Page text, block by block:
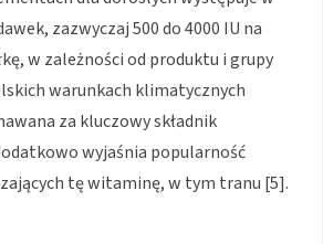
zazwyczaj 500 do 4000 IU na
w zależności od produktu i grupy
warunkach klimatycznych
za kluczowy składnik
wyjaśnia popularność
tę witaminę, w tym tranu [5].